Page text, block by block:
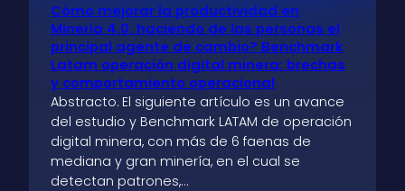
Cómo mejorar la productividad en
Minería 4.0, haciendo de las personas el
principal agente de cambio? Benchmark
Latam operación digital minera: brechas
y comportamiento operacional
Abstracto. El siguiente artículo es un avance
del estudio y Benchmark LATAM de operación
digital minera, con más de 6 faenas de
mediana y gran minería, en el cual se
detectan patrones,…